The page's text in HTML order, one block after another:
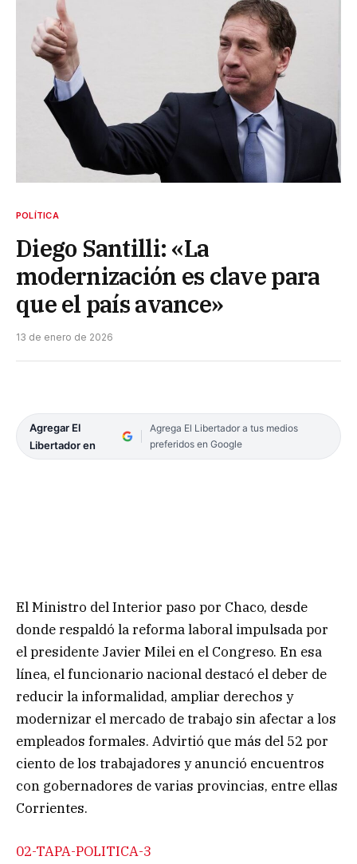
POLÍTICA
Diego Santilli: «La
modernización es clave para
que el país avance»
13 de enero de 2026
Agregar El
Libertador en
Agrega El Libertador a tus medios
preferidos en Google
El Ministro del Interior paso por Chaco, desde
donde respaldó la reforma laboral impulsada por
el presidente Javier Milei en el Congreso. En esa
línea, el funcionario nacional destacó el deber de
reducir la informalidad, ampliar derechos y
modernizar el mercado de trabajo sin afectar a los
empleados formales. Advirtió que más del 52 por
ciento de los trabajadores y anunció encuentros
con gobernadores de varias provincias, entre ellas
Corrientes.
02-TAPA-POLITICA-3